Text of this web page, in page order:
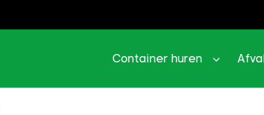
Container huren